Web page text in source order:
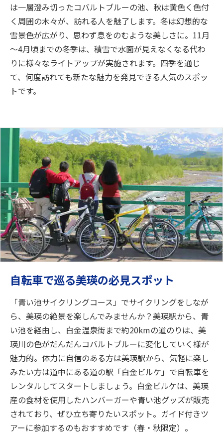
は一層澄み切ったコバルトブルーの池、秋は黄色く色付
く周囲の木々が、訪れる人を魅了します。冬は幻想的な
雪景色が広がり、思わず息をのむような美しさに。11月
～4月頃までの冬季は、積雪で水面が見えなくなる代わ
りに様々なライトアップが実施されます。四季を通じ
て、何度訪れても新たな魅力を発見できる人気のスポッ
トです。
自転車で巡る美瑛の必見スポット
「青い池サイクリングコース」でサイクリングをしなが
ら、美瑛の絶景を楽しんでみませんか？美瑛駅から、青
い池を経由し、白金温泉街まで約20kmの道のりは、美
瑛川の色がだんだんコバルトブルーに変化していく様が
魅力的。体力に自信のある方は美瑛駅から、気軽に楽し
みたい方は道中にある道の駅「白金ビルケ」で自転車を
レンタルしてスタートしましょう。白金ビルケは、美瑛
産の食材を使用したハンバーガーや青い池グッズが販売
されており、ぜひ立ち寄りたいスポット。ガイド付きツ
アーに参加するのもおすすめです（春・秋限定）。